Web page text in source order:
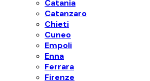
Catania
Catanzaro
Chieti
Cuneo
Empoli
Enna
Ferrara
Firenze